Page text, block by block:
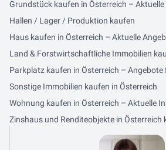
Grundstück kaufen in Österreich –
Hallen / Lager / Produktion kaufen
Haus kaufen in Österreich – Aktuelle
Land & Forstwirtschaftliche Immobilien
Parkplatz kaufen in Österreich – Angebote
Sonstige Immobilien kaufen in Österreich
Wohnung kaufen in Österreich – Aktuelle
Zinshaus und Renditeobjekte in Österreich